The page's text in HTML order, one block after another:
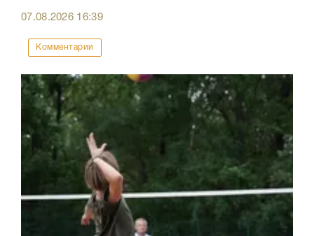
07.08.2026 16:39
Комментарии